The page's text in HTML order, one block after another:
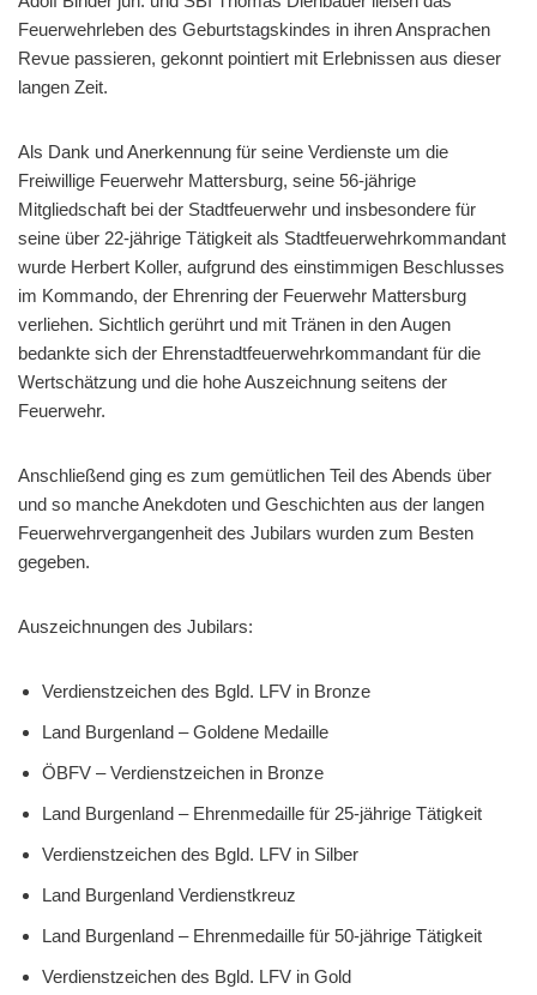
Feuerwehrleben des Geburtstagskindes in ihren Ansprachen
Revue passieren, gekonnt pointiert mit Erlebnissen aus dieser
langen Zeit.
Als Dank und Anerkennung für seine Verdienste um die
Freiwillige Feuerwehr Mattersburg, seine 56-jährige
Mitgliedschaft bei der Stadtfeuerwehr und insbesondere für
seine über 22-jährige Tätigkeit als Stadtfeuerwehrkommandant
wurde Herbert Koller, aufgrund des einstimmigen Beschlusses
im Kommando, der Ehrenring der Feuerwehr Mattersburg
verliehen. Sichtlich gerührt und mit Tränen in den Augen
bedankte sich der Ehrenstadtfeuerwehrkommandant für die
Wertschätzung und die hohe Auszeichnung seitens der
Feuerwehr.
Anschließend ging es zum gemütlichen Teil des Abends über
und so manche Anekdoten und Geschichten aus der langen
Feuerwehrvergangenheit des Jubilars wurden zum Besten
gegeben.
Auszeichnungen des Jubilars:
Verdienstzeichen des Bgld. LFV in Bronze
Land Burgenland – Goldene Medaille
ÖBFV – Verdienstzeichen in Bronze
Land Burgenland – Ehrenmedaille für 25-jährige Tätigkeit
Verdienstzeichen des Bgld. LFV in Silber
Land Burgenland Verdienstkreuz
Land Burgenland – Ehrenmedaille für 50-jährige Tätigkeit
Verdienstzeichen des Bgld. LFV in Gold